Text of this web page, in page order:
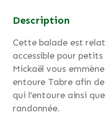
Description
Cette balade est
accessible pour
Mickaël vous
entoure Tabre afin
qui l’entoure ainsi
randonnée.